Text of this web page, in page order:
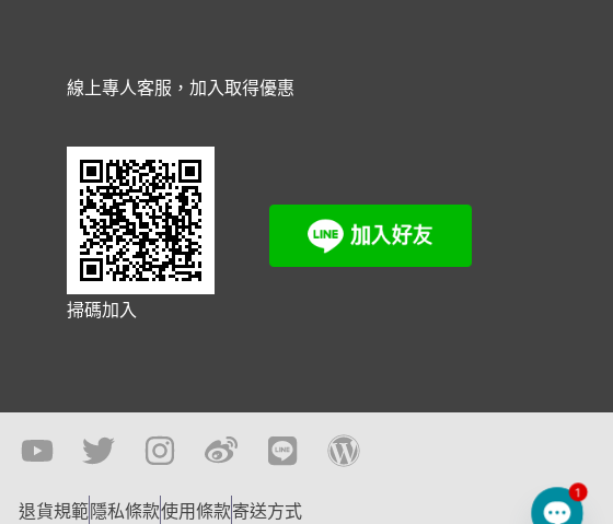
線上專人客服，加入取得優惠
掃碼加入
退貨規範隱私條款使用條款寄送方式
1